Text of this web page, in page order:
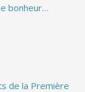
bonheur…
de la Première